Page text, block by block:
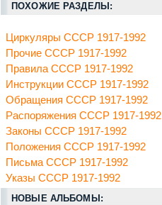
ПОХОЖИЕ РАЗДЕЛЫ:
Циркуляры СССР 1917-1992
Прочие СССР 1917-1992
Правила СССР 1917-1992
Инструкции СССР 1917-1992
Обращения СССР 1917-1992
Распоряжения СССР 1917-1992
Законы СССР 1917-1992
Положения СССР 1917-1992
Письма СССР 1917-1992
Указы СССР 1917-1992
НОВЫЕ АЛЬБОМЫ: